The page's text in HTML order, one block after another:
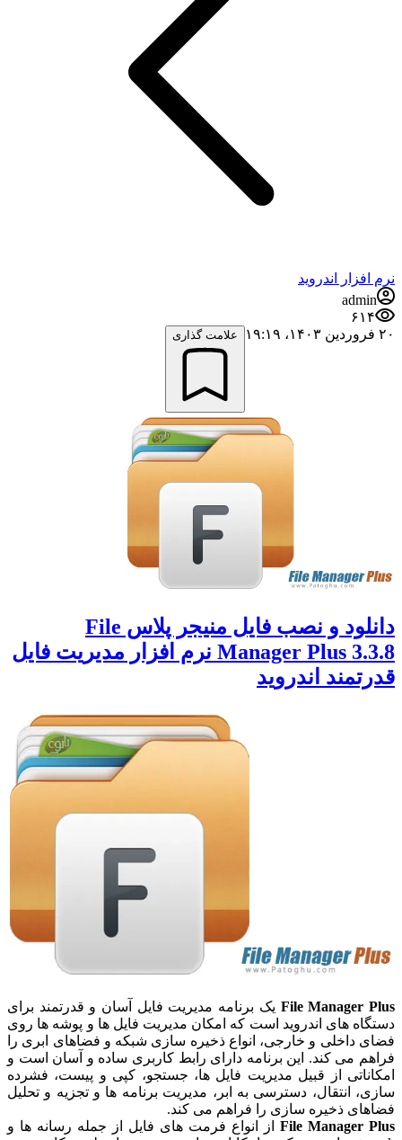
نرم افزار اندروید
admin
۶۱۴
۲۰ فروردین ۱۴۰۳،‏ ۱۹:۱۹
علامت گذاری
دانلود و نصب فایل منیجر پلاس File
Manager Plus 3.3.8 نرم افزار مدیریت فایل
قدرتمند اندروید
File Manager Plus یک برنامه مدیریت فایل آسان و قدرتمند برای
دستگاه های اندروید است که امکان مدیریت فایل ها و پوشه ها روی
فضای داخلی و خارجی، انواع ذخیره سازی شبکه و فضاهای ابری را
فراهم می کند. این برنامه دارای رابط کاربری ساده و آسان است و
امکاناتی از قبیل مدیریت فایل ها، جستجو، کپی و پیست، فشرده
سازی، انتقال، دسترسی به ابر، مدیریت برنامه ها و تجزیه و تحلیل
فضاهای ذخیره سازی را فراهم می کند.
File Manager Plus از انواع فرمت های فایل از جمله رسانه ها و